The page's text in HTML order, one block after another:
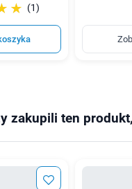
(1)
zakupili ten